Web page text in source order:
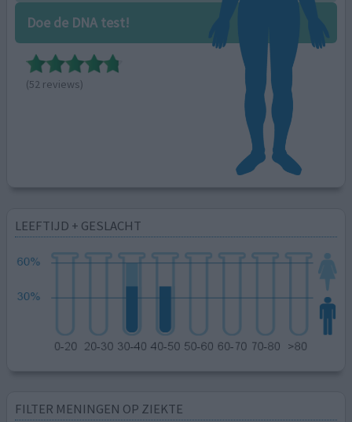
Doe de DNA test!
(52 reviews)
LEEFTIJD + GESLACHT
FILTER MENINGEN OP ZIEKTE